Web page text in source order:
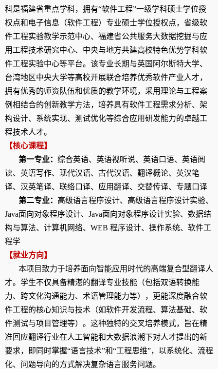
科是福建省重点学科，拥有“软件工程”一级学科硕士学位授
权点和 电子信息（软件工程）专业硕士学位授权点，省级软
件工程实验教学示范中心、福建省公共服务大数据挖掘与应
用工程技术研究中心、中央与地方共建高校特色优势学科软
件工程实验中心等平台。 该专业长期与英国阿尔斯特大学、
台湾地区中央大学等高校开展联合培养优秀软件产业人才，
拥有优秀的师资队伍和优质的教学环境，采用理论与工程案
例相结合的创新教学方法，培养具有软件工程需求分析、架
构设计、系统实现、测试优化等综合应用研发能力的卓越工
程技术人才。
【核心课程】
第一专业： 综合英语、 英语视听说、 英语口语、 英语阅
读、 英语写作、 现代汉语、 古代汉语、 翻译概论、 英汉笔
译、 汉英笔译、 联络口译、 应用翻译、 交替传译、 专题口译
第二专业： 高级语言程序设计、 高级语言程序设计实验、
Java面向对象程序设计、 Java面向对象程序设计实验、 数据结
构与算法、 计算机网络、 WEB 程序设计、 操作系统、 软件工
程学
【就业方向】
本项目致力于培养面向智能应用时代的高端复合型翻译人
才。学生不仅具备精湛的翻译专业技能（包括双语转换能
力、跨文化沟通能力、术语管理能力等），更能深度融合软
件工程的核心知识与技术（如软件开发流程、算法基础、软
件测试与项目管理等）。这种独特的交叉培养模式，旨在精
准回应翻译行业在人工智能和大数据浪潮下对人才提出的新
要求，即同时掌握“语言技术”和“工程思维”，以系统化、流程
化、问题导向的方式解决复杂语言服务问题。